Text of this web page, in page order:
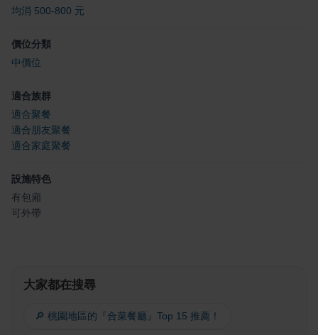
均消 500-800 元
價位分類
中價位
適合族群
適合聚餐
適合朋友聚餐
適合家庭聚餐
設施特色
有包廂
可外帶
大家都在搜尋
🔎 桃園地區的『合菜餐廳』Top 15 推薦！